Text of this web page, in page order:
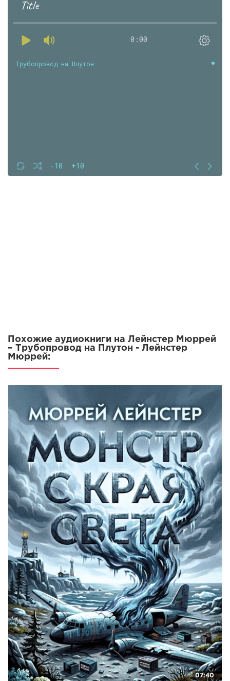
Title
0:00
-10 +10
Трубопровод на Плутон
Похожие аудиокниги на Лейнстер Мюррей
– Трубопровод на Плутон - Лейнстер
Мюррей:
07:40